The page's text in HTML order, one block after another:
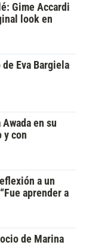
Gime Accardi
look en
Eva Bargiela
en su
y con
a un
aprender a
de Marina